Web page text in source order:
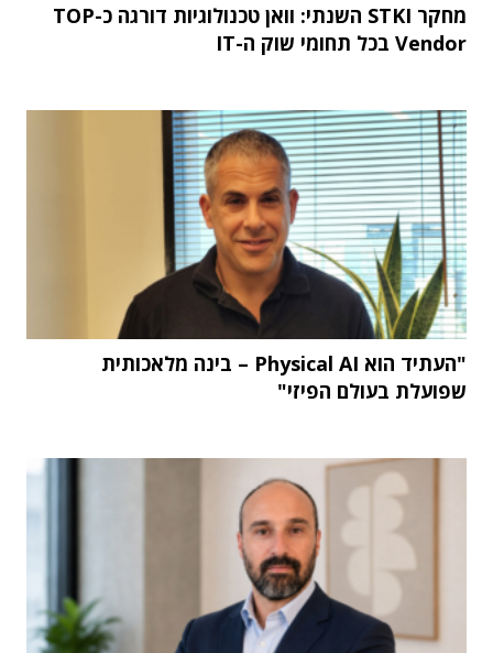
מחקר STKI השנתי: וואן טכנולוגיות דורגה כ-TOP
Vendor בכל תחומי שוק ה-IT
"העתיד הוא Physical AI – בינה מלאכותית
שפועלת בעולם הפיזי"